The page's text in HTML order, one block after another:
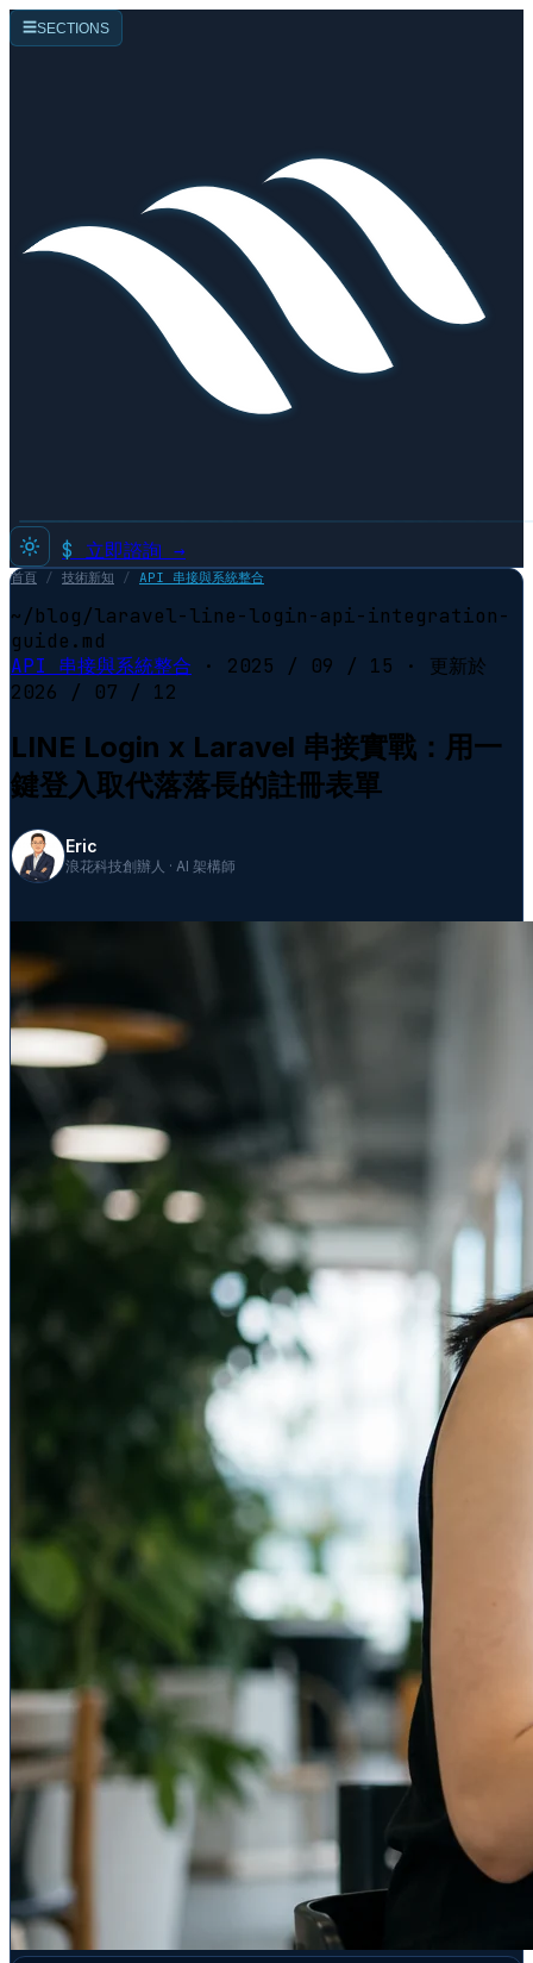
☰SECTIONS
$ 立即諮詢 →
首頁 / 技術新知 / API 串接與系統整合
~/blog/laravel-line-login-api-integration-
guide.md
API 串接與系統整合 · 2025 / 09 / 15
· 更新於
2026 / 07 / 12
LINE Login x Laravel 串接實戰：用一
鍵登入取代落落長的註冊表單
Eric
浪花科技創辦人 · AI 架構師